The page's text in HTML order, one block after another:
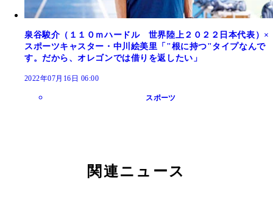
泉谷駿介（１１０ｍハードル 世界陸上２０２２日本代表）×
スポーツキャスター・中川絵美里「"根に持つ"タイプなんで
す。だから、オレゴンでは借りを返したい」
2022年07月16日 06:00
スポーツ
関連ニュース